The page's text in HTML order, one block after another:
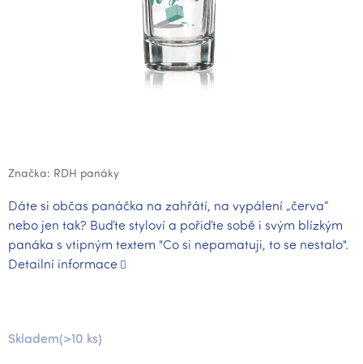
Značka: RDH panáky
Skladem(>10 ks)
Dáte si občas panáčka na zahřátí, na vypálení „červa“
nebo jen tak? Buďte styloví a pořiďte sobě i svým blízkým
panáka s vtipným textem "Co si nepamatuji, to se nestalo".
Detailní informace